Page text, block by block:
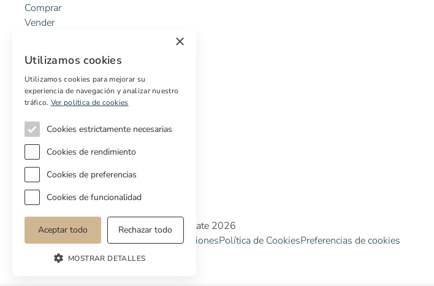
Comprar
Vender
Presupuesto gratuito de rehabilitación
Servicios
Marketing digital
Propiedades off-market
Servicios para compradores
Copyright © Cottage Properties Real Estate 2026
Política de PrivacidadTerminos y CondicionesPolítica de CookiesPreferencias de cookies
×
Utilizamos cookies
Utilizamos cookies para mejorar su
experiencia de navegación y analizar nuestro
tráfico. Ver política de cookies
Cookies estrictamente necesarias
Cookies de rendimiento
Cookies de preferencias
Cookies de funcionalidad
Aceptar todo Rechazar todo
MOSTRAR DETALLES